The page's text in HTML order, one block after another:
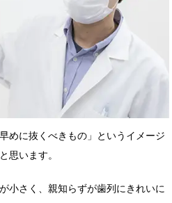
めに抜くべきもの」というイメージ
思います。
小さく、親知らずが歯列にきれいに